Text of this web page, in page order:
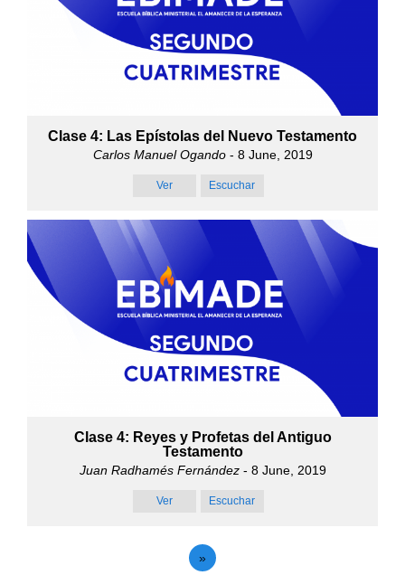
Clase 4: Las Epístolas del Nuevo Testamento
Carlos Manuel Ogando- 8 June, 2019
Ver Escuchar
Clase 4: Reyes y Profetas del Antiguo
Testamento
Juan Radhamés Fernández- 8 June, 2019
Ver Escuchar
»